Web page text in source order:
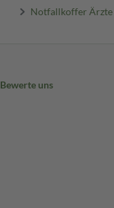
Notfallkoffer Ärzte
Bewerte uns